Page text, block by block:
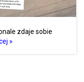
zdaje sobie
»